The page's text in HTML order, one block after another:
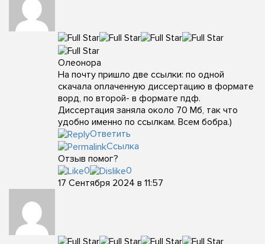
Олеонора
На почту пришло две ссылки: по одной
скачала оплаченную диссертацию в формате
ворд, по второй- в формате пдф.
Диссертация заняла около 70 Мб, так что
удобно именно по ссылкам. Всем бобра.)
Ответить
Ссылка
Отзыв помог?
0
0
17 Сентября 2024 в 11:57